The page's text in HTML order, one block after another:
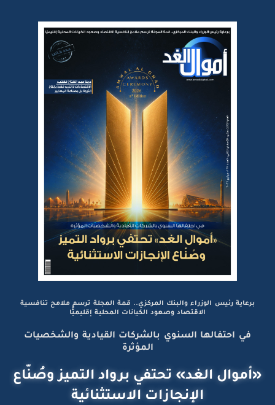
العربية والإنجليزية على شبكة الإنترنت؛ لتقديم خدمات
إخبارية متميزة لكافة قطاعات المال والأعمال.
برعاية رئيس الوزراء والبنك المركزي.. قمة المجلة ترسم ملامح تنافسية
الاقتصاد وصعود الكيانات المحلية إقليميًّا
في احتفالها السنوي بالشركات القيادية والشخصيات